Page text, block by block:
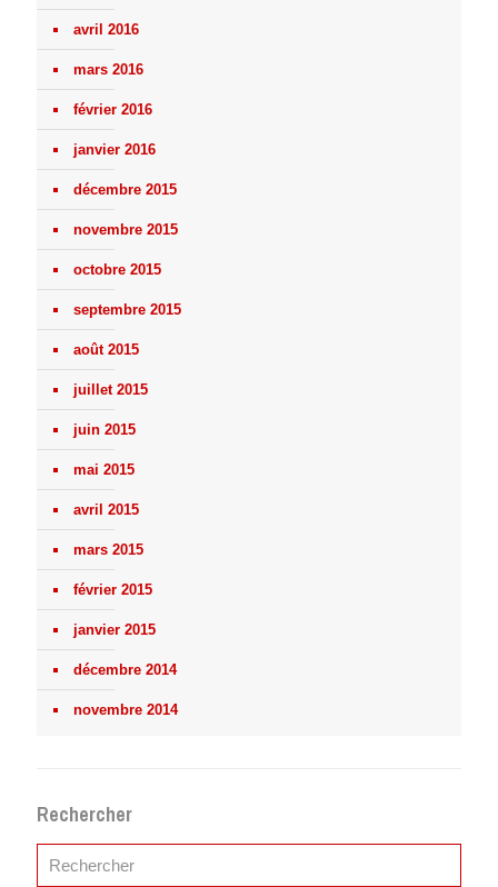
avril 2016
mars 2016
février 2016
janvier 2016
décembre 2015
novembre 2015
octobre 2015
septembre 2015
août 2015
juillet 2015
juin 2015
mai 2015
avril 2015
mars 2015
février 2015
janvier 2015
décembre 2014
novembre 2014
Rechercher